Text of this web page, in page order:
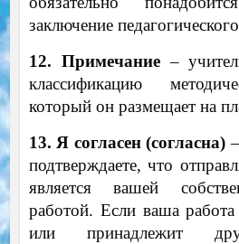
заключение
12. Примечание–
классификацию
который он размещает на
13. Я согласен (согласна)
подтверждаете, что
является вашей
работой. Если ваша
или принадлежит